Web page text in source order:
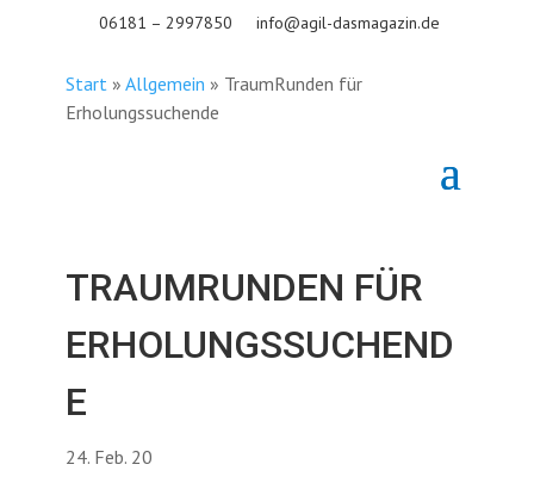
06181 – 2997850 info@agil-dasmagazin.de
Start» Allgemein » TraumRunden für
Erholungssuchende
TRAUMRUNDEN FÜR
ERHOLUNGSSUCHEND
E
24. Feb. 20